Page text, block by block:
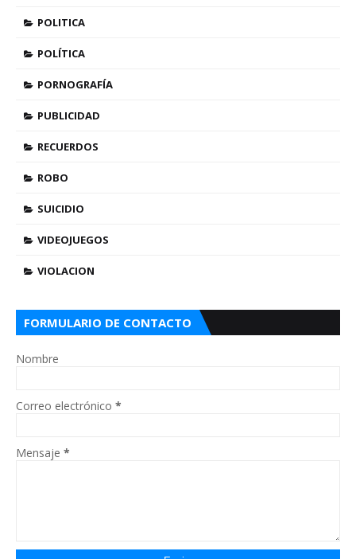
POLITICA
POLÍTICA
PORNOGRAFÍA
PUBLICIDAD
RECUERDOS
ROBO
SUICIDIO
VIDEOJUEGOS
VIOLACION
FORMULARIO DE CONTACTO
Nombre
Correo electrónico *
Mensaje *